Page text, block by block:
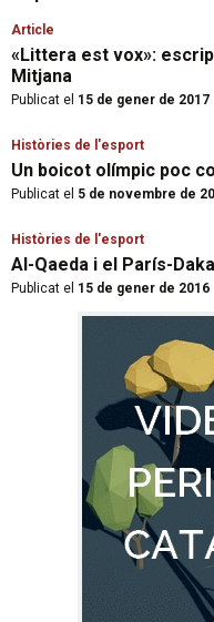
Article
«Littera est vox»:
Mitjana
Publicat el 15 de gener de 2017
Històries de l'esport
Un boicot olímpic poc
Publicat el 5 de novembre de
Històries de l'esport
Al-Qaeda i el París-
Publicat el 15 de gener de 2016